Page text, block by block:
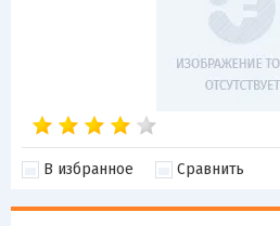
В избранное Сравнить